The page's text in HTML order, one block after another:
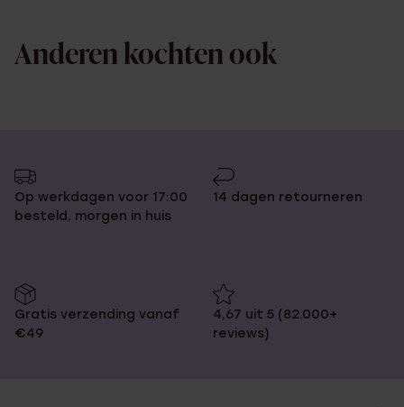
Anderen kochten ook
Op werkdagen voor 17:00
besteld, morgen in huis
14 dagen retourneren
Gratis verzending vanaf
€49
4,67 uit 5 (82.000+
reviews)